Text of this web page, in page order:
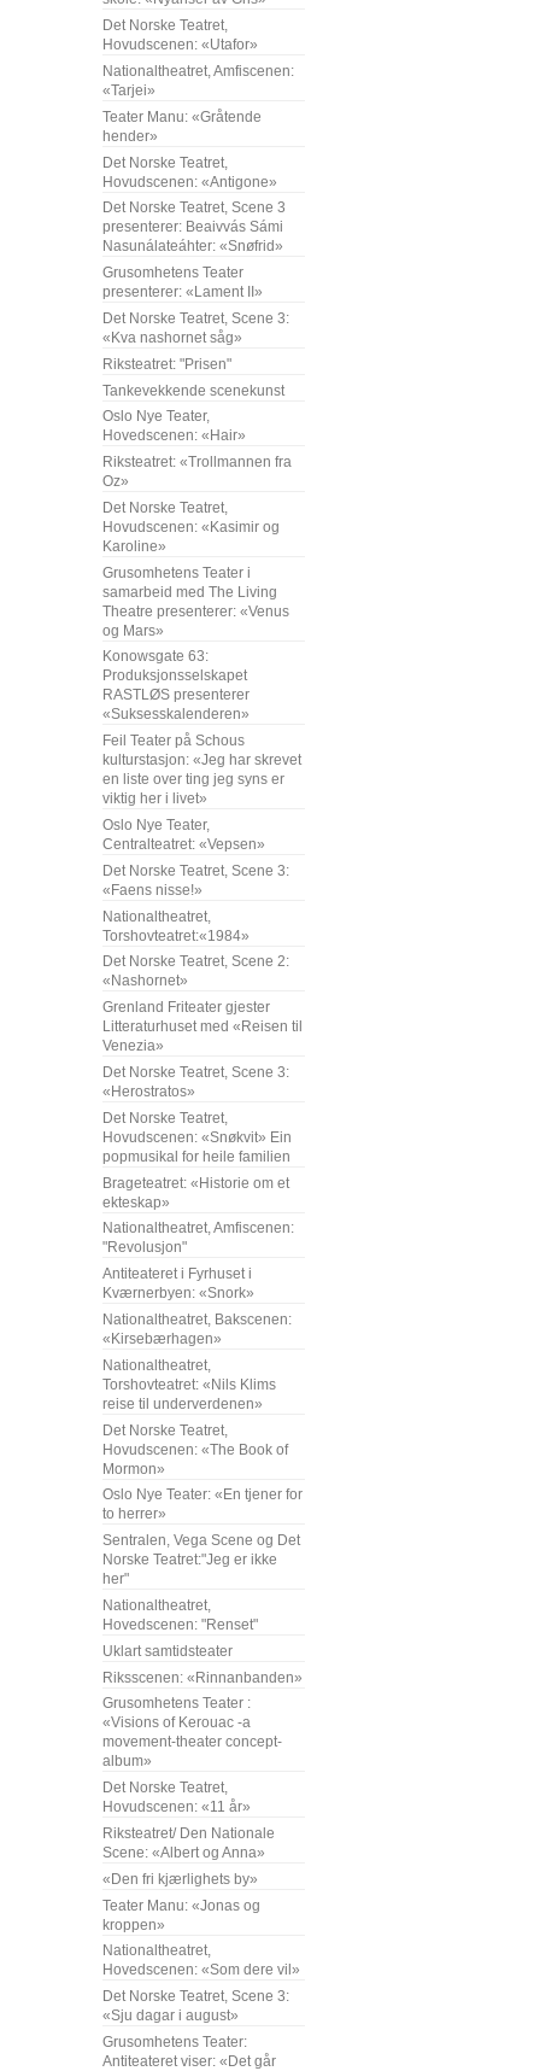
Det Norske Teatret,
Hovudscenen: «Utafor»
Nationaltheatret, Amfiscenen:
«Tarjei»
Teater Manu: «Gråtende
hender»
Det Norske Teatret,
Hovudscenen: «Antigone»
Det Norske Teatret, Scene 3
presenterer: Beaivvás Sámi
Nasunálateáhter: «Snøfrid»
Grusomhetens Teater
presenterer: «Lament II»
Det Norske Teatret, Scene 3:
«Kva nashornet såg»
Riksteatret: "Prisen"
Tankevekkende scenekunst
Oslo Nye Teater,
Hovedscenen: «Hair»
Riksteatret: «Trollmannen fra
Oz»
Det Norske Teatret,
Hovudscenen: «Kasimir og
Karoline»
Grusomhetens Teater i
samarbeid med The Living
Theatre presenterer: «Venus
og Mars»
Konowsgate 63:
Produksjonsselskapet
RASTLØS presenterer
«Suksesskalenderen»
Feil Teater på Schous
kulturstasjon: «Jeg har skrevet
en liste over ting jeg syns er
viktig her i livet»
Oslo Nye Teater,
Centralteatret: «Vepsen»
Det Norske Teatret, Scene 3:
«Faens nisse!»
Nationaltheatret,
Torshovteatret:«1984»
Det Norske Teatret, Scene 2:
«Nashornet»
Grenland Friteater gjester
Litteraturhuset med «Reisen til
Venezia»
Det Norske Teatret, Scene 3:
«Herostratos»
Det Norske Teatret,
Hovudscenen: «Snøkvit» Ein
popmusikal for heile familien
Brageteatret: «Historie om et
ekteskap»
Nationaltheatret, Amfiscenen:
"Revolusjon"
Antiteateret i Fyrhuset i
Kværnerbyen: «Snork»
Nationaltheatret, Bakscenen:
«Kirsebærhagen»
Nationaltheatret,
Torshovteatret: «Nils Klims
reise til underverdenen»
Det Norske Teatret,
Hovudscenen: «The Book of
Mormon»
Oslo Nye Teater: «En tjener for
to herrer»
Sentralen, Vega Scene og Det
Norske Teatret:"Jeg er ikke
her"
Nationaltheatret,
Hovedscenen: "Renset"
Uklart samtidsteater
Riksscenen: «Rinnanbanden»
Grusomhetens Teater :
«Visions of Kerouac -a
movement-theater concept-
album»
Det Norske Teatret,
Hovudscenen: «11 år»
Riksteatret/ Den Nationale
Scene: «Albert og Anna»
«Den fri kjærlighets by»
Teater Manu: «Jonas og
kroppen»
Nationaltheatret,
Hovedscenen: «Som dere vil»
Det Norske Teatret, Scene 3:
«Sju dagar i august»
Grusomhetens Teater:
Antiteateret viser: «Det går